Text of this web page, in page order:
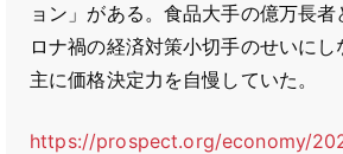
ョン」がある。食品大手の億万長者
ロナ禍の経済対策小切手のせいに
主に価格決定力を自慢していた。
https://prospect.org/economy/